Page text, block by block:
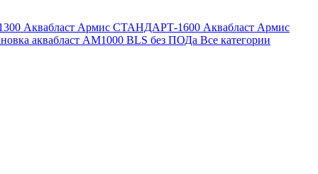
Аквабласт Армис СТАНДАРТ-1600 Аквабласт Армис
аквабласт AM1000 BLS без ПОДа Все категории